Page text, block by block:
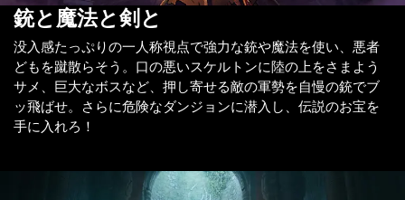
銃と魔法と剣と
没入感たっぷりの一人称視点で強力な銃や魔法を使い、悪者
どもを蹴散らそう。口の悪いスケルトンに陸の上をさまよう
サメ、巨大なボスなど、押し寄せる敵の軍勢を自慢の銃でブ
ッ飛ばせ。さらに危険なダンジョンに潜入し、伝説のお宝を
手に入れろ！